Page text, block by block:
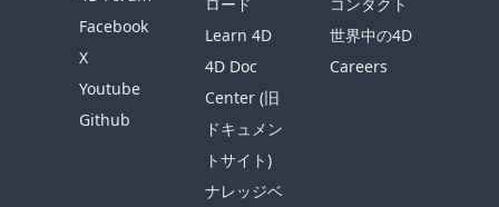
Facebook
X
Youtube
Github
Learn 4D
4D Doc
Center (旧
ドキュメン
トサイト)
ナレッジベ
世界中の4D
Careers